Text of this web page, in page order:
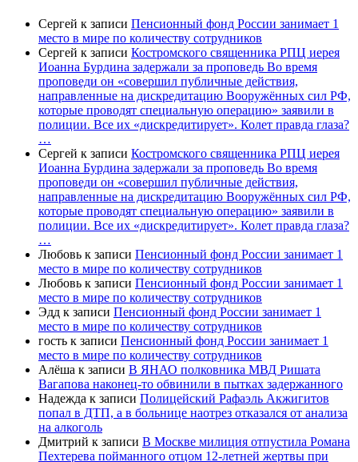
Сергей к записи Пенсионный фонд России занимает 1
место в мире по количеству сотрудников
Сергей к записи Костромского священника РПЦ иерея
Иоанна Бурдина задержали за проповедь Во время
проповеди он «совершил публичные действия,
направленные на дискредитацию Вооружённых сил РФ,
которые проводят специальную операцию» заявили в
полиции. Все их «дискредитирует». Колет правда глаза?
…
Сергей к записи Костромского священника РПЦ иерея
Иоанна Бурдина задержали за проповедь Во время
проповеди он «совершил публичные действия,
направленные на дискредитацию Вооружённых сил РФ,
которые проводят специальную операцию» заявили в
полиции. Все их «дискредитирует». Колет правда глаза?
…
Любовь к записи Пенсионный фонд России занимает 1
место в мире по количеству сотрудников
Любовь к записи Пенсионный фонд России занимает 1
место в мире по количеству сотрудников
Эдд к записи Пенсионный фонд России занимает 1
место в мире по количеству сотрудников
гость к записи Пенсионный фонд России занимает 1
место в мире по количеству сотрудников
Алёша к записи В ЯНАО полковника МВД Ришата
Вагапова наконец-то обвинили в пытках задержанного
Надежда к записи Полицейский Рафаэль Акжигитов
попал в ДТП, а в больнице наотрез отказался от анализа
на алкоголь
Дмитрий к записи В Москве милиция отпустила Романа
Пехтерева пойманного отцом 12-летней жертвы при